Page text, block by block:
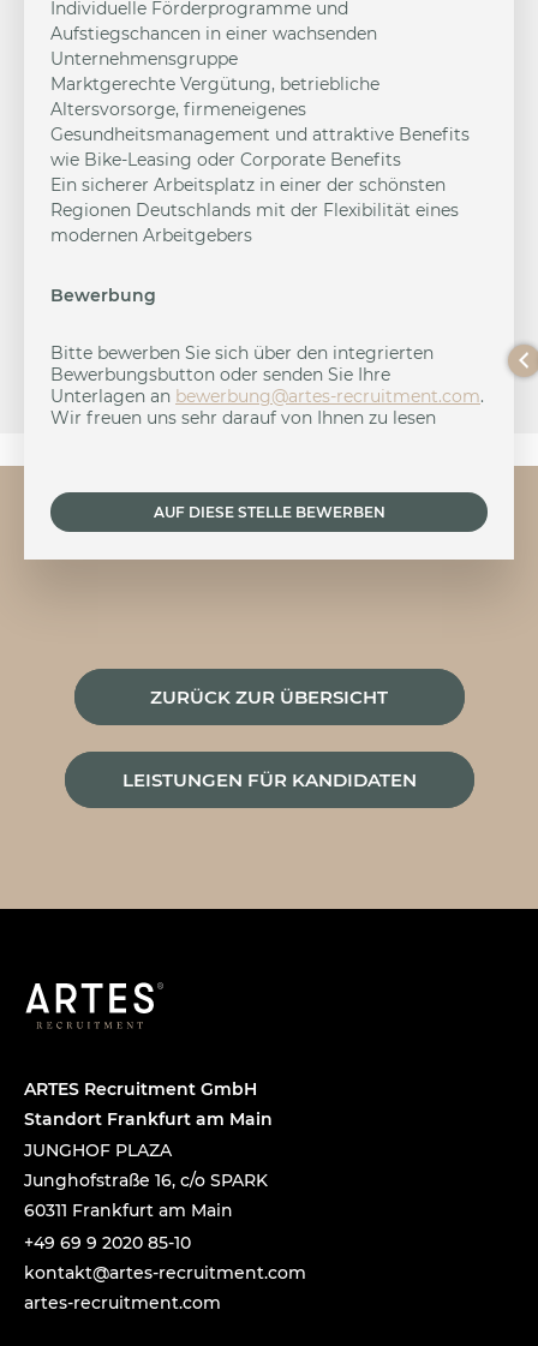
Individuelle Förderprogramme und
Aufstiegschancen in einer wachsenden
Unternehmensgruppe
Marktgerechte Vergütung, betriebliche
Altersvorsorge, firmeneigenes
Gesundheitsmanagement und attraktive Benefits
wie Bike-Leasing oder Corporate Benefits
Ein sicherer Arbeitsplatz in einer der schönsten
Regionen Deutschlands mit der Flexibilität eines
modernen Arbeitgebers
Bewerbung
Bitte bewerben Sie sich über den integrierten
Bewerbungsbutton oder senden Sie Ihre
Unterlagen an
moc.t
nemti
urcer
-setr
a@gnu
brewe
b
.
Wir freuen uns sehr darauf von Ihnen zu lesen
AUF DIESE STELLE BEWERBEN
ZURÜCK ZUR ÜBERSICHT
LEISTUNGEN FÜR KANDIDATEN
ARTES Recruitment GmbH
Standort Frankfurt am Main
JUNGHOF PLAZA
Junghofstraße 16, c/o SPARK
60311 Frankfurt am Main
+49 69 9 2020 85-10
moc.t
nemti
urcer
-setr
a@tka
tnok
artes-recruitment.com